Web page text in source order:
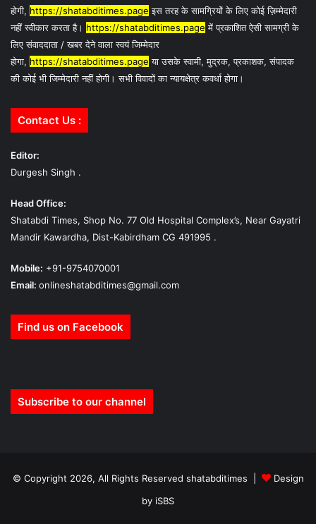
होगी, https://shatabditimes.page इस तरह के सामग्रियों के लिए कोई ज़िम्मेदारी
नहीं स्वीकार करता है। https://shatabditimes.page में प्रकाशित ऐसी सामग्री के
लिए संवाददाता / खबर देने वाला स्वयं जिम्मेदार
होगा, https://shatabditimes.page या उसके स्वामी, मुद्रक, प्रकाशक, संपादक
की कोई भी जिम्मेदारी नहीं होगी। सभी विवादों का न्यायक्षेत्र कवर्धा होगा।
Contact Us :
Editor:
Durgesh Singh .
Head Office:
Shatabdi Times, Shop No. 77 Old Hospital Complex’s, Near Gayatri
Mandir Kawardha, Dist-Kabirdham CG 491995 .
Mobile: +91-9754070001
Email: onlineshatabditimes@gmail.com
Find us on Facebook
Subscribe to our channel
© Copyright 2026, All Rights Reserved shatabditimes |
Design
by iSBS